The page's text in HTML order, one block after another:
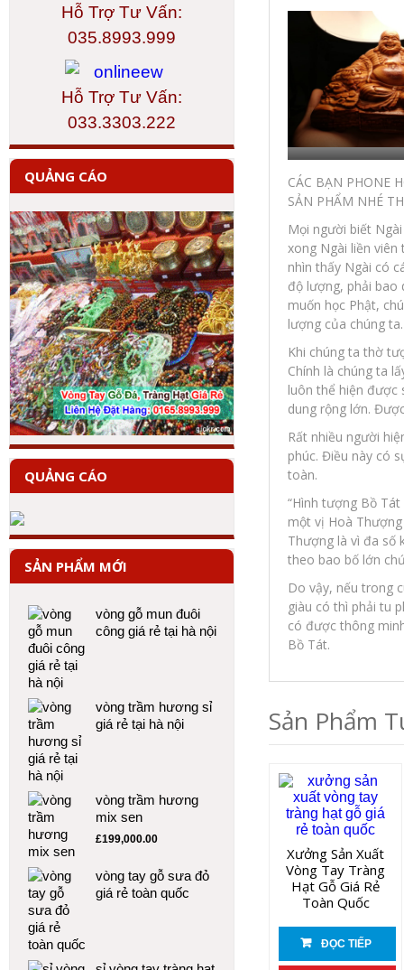
CÁC BẠN PHONE
SẢN PHẨM NHÉ
Mọi người biết
xong Ngài liền viên
nhìn thấy Ngài có
độ lượng, phải bao
muốn học Phật,
lượng của chúng
Khi chúng ta thờ
Chính là chúng ta
luôn thể hiện được
dung rộng lớn.
Rất nhiều người
phúc. Điều này có
toàn.
“Hình tượng Bồ
một vị Hoà
Thượng là vì đa số
theo bao bố lớn
Do vậy, nếu trong
giàu có thì phải tu
có được thông
Bồ Tát.
Sản Phẩm
Xưởng Sản Xuất
Vòng Tay Tràng
Hạt Gỗ Giá Rẻ
Toàn Quốc
ĐỌC TIẾP
Hỗ Trợ Tư Vấn:
035.8993.999
Hỗ Trợ Tư Vấn:
033.3303.222
QUẢNG CÁO
QUẢNG CÁO
SẢN PHẨM MỚI
vòng gỗ mun đuôi
công giá rẻ tại hà nội
vòng trầm hương sỉ
giá rẻ tại hà nội
vòng trầm hương
mix sen
£199,000.00
vòng tay gỗ sưa đỏ
giá rẻ toàn quốc